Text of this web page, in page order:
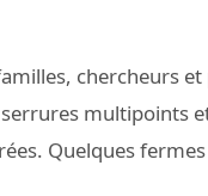
chercheurs
multipoints
Quelques